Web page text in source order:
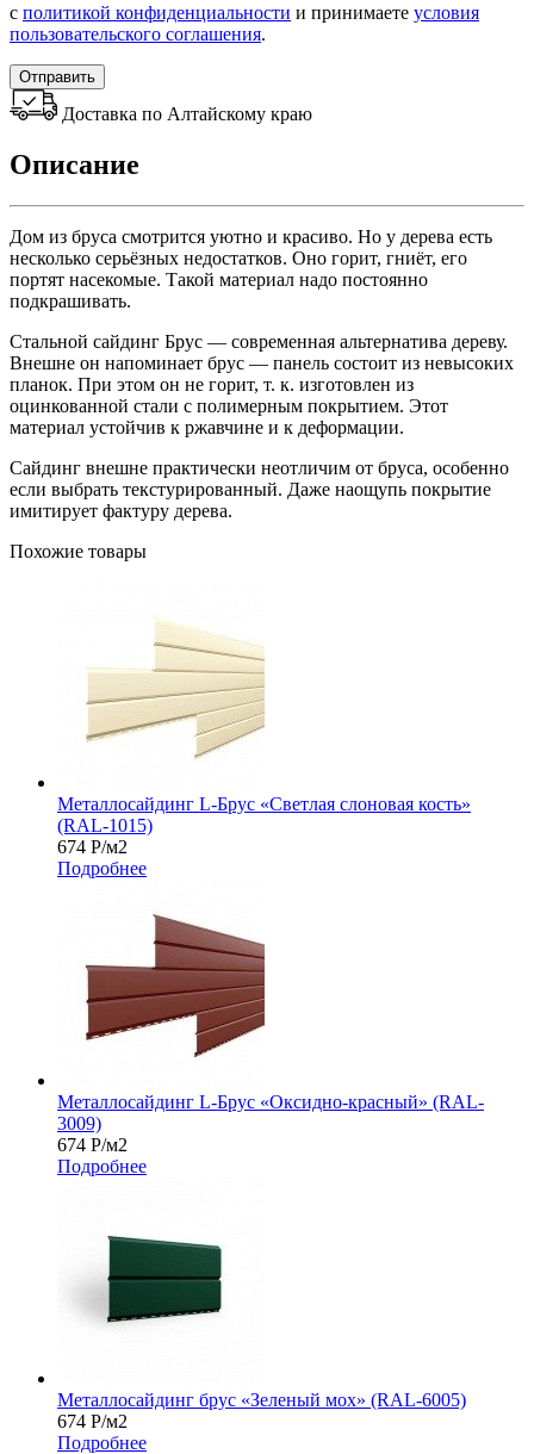
с политикой конфиденциальности и принимаете условия
пользовательского соглашения.
Отправить
Доставка по Алтайскому краю
Описание
Дом из бруса смотрится уютно и красиво. Но у дерева есть
несколько серьёзных недостатков. Оно горит, гниёт, его
портят насекомые. Такой материал надо постоянно
подкрашивать.
Стальной сайдинг Брус ― современная альтернатива дереву.
Внешне он напоминает брус ― панель состоит из невысоких
планок. При этом он не горит, т. к. изготовлен из
оцинкованной стали с полимерным покрытием. Этот
материал устойчив к ржавчине и к деформации.
Сайдинг внешне практически неотличим от бруса, особенно
если выбрать текстурированный. Даже наощупь покрытие
имитирует фактуру дерева.
Похожие товары
Металлосайдинг L-Брус «Светлая слоновая кость»
(RAL-1015)
674 Р/м2
Подробнее
Металлосайдинг L-Брус «Оксидно-красный» (RAL-
3009)
674 Р/м2
Подробнее
Металлосайдинг брус «Зеленый мох» (RAL-6005)
674 Р/м2
Подробнее